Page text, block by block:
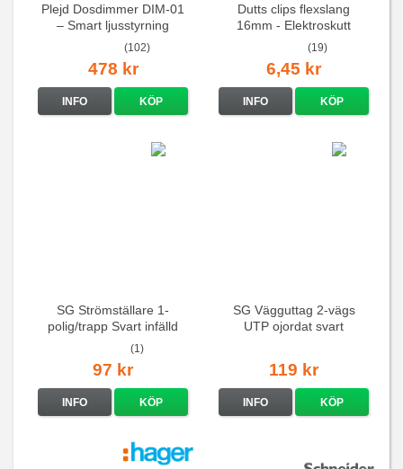
Plejd Dosdimmer DIM-01
– Smart ljusstyrning
(102)
478 kr
INFO KÖP
Dutts clips flexslang
16mm - Elektroskutt
(19)
6,45 kr
INFO KÖP
SG Strömställare 1-
polig/trapp Svart infälld
(1)
97 kr
INFO KÖP
SG Vägguttag 2-vägs
UTP ojordat svart
119 kr
INFO KÖP